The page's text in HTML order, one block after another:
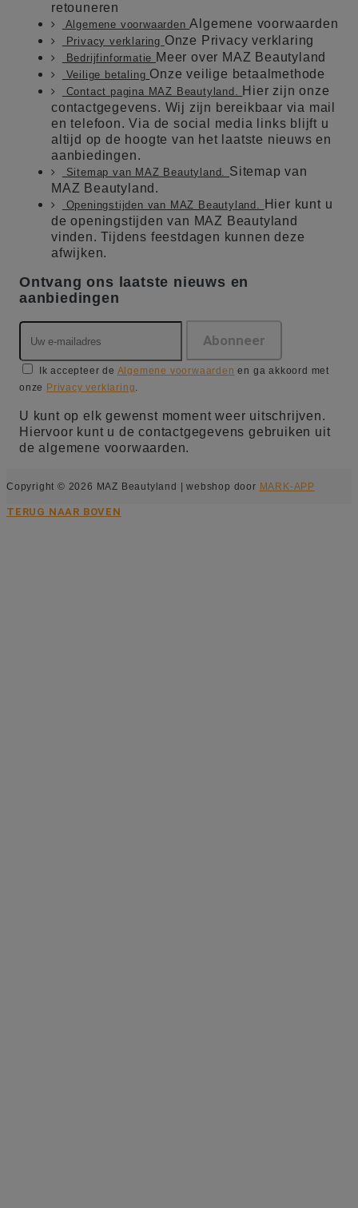
retouneren
Algemene voorwaardenAlgemene voorwaarden
Privacy verklaring Onze Privacy verklaring
Bedrijfinformatie Meer over MAZ Beautyland
Veilige betaling Onze veilige betaalmethode
Contact pagina MAZ Beautyland.
Hier zijn onze
contactgegevens. Wij zijn bereikbaar via mail
en telefoon. Via de social media links blijft u
altijd op de hoogte van het laatste nieuws en
aanbiedingen.
Sitemap van MAZ Beautyland. Sitemap van
MAZ Beautyland.
Openingstijden van MAZ Beautyland.
Hier kunt u
de openingstijden van MAZ Beautyland
vinden. Tijdens feestdagen kunnen deze
afwijken.
Ontvang ons laatste nieuws en
aanbiedingen
Ik accepteer de Algemene voorwaarden en ga akkoord met
onze Privacy verklaring.
U kunt op elk gewenst moment weer uitschrijven.
Hiervoor kunt u de contactgegevens gebruiken uit
de algemene voorwaarden.
Copyright © 2026 MAZ Beautyland | webshop door MARK-APP
TERUG NAAR BOVEN